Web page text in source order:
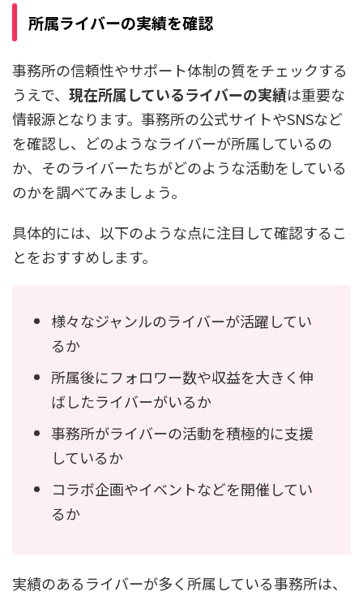
所属ライバーの実績を確認
事務所の信頼性やサポート体制の質をチェックする
うえで、 現在所属しているライバーの実績は重要な
情報源となります。事務所の公式サイトやSNSなど
を確認し、どのようなライバーが所属しているの
か、そのライバーたちがどのような活動をしている
のかを調べてみましょう。
具体的には、以下のような点に注目して確認するこ
とをおすすめします。
様々なジャンルのライバーが活躍してい
るか
所属後にフォロワー数や収益を大きく伸
ばしたライバーがいるか
事務所がライバーの活動を積極的に支援
しているか
コラボ企画やイベントなどを開催してい
るか
実績のあるライバーが多く所属している事務所は、